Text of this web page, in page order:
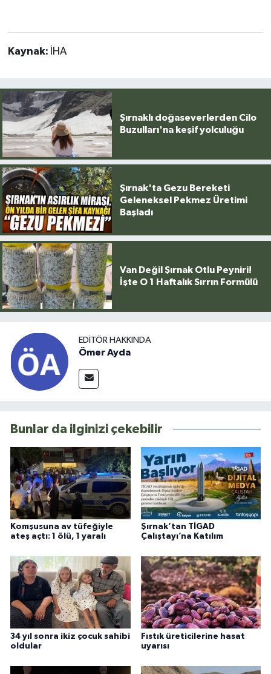
Kaynak: İHA
Şırnaklı doğaseverlerden Cilo
Buzulları'na keşif yolculuğu
Şırnak'ta Gezu Bereketi
Geleneksel Pekmez Üretimi
Başladı
Van Değil Şırnak Otlu Peyniri!
İşte O 1 Haftalık Sırrın Formülü
EDITÖR HAKKINDA
Ömer Ayda
Bunlar da ilginizi çekebilir
Komşusuna av tüfeğiyle
ateş açtı: 1 ölü, 1 yaralı
Şırnak’tan TİGAD
Çalıştayı’na Katılım
34 yıl sonra ikiz çocuk sahibi
oldular
Fıstık üreticilerine hasat
uyarısı